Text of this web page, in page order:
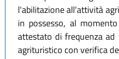
l'abilitazione all'attività
in possesso, al
attestato di frequenza
agrituristico con verifica